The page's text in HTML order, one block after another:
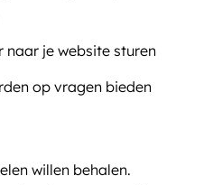
naar je website sturen
op vragen bieden
willen behalen.